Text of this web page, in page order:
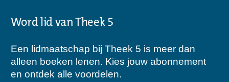
Word lid van Theek 5
Een lidmaatschap bij Theek 5 is meer dan
alleen boeken lenen. Kies jouw abonnement
en ontdek alle voordelen.